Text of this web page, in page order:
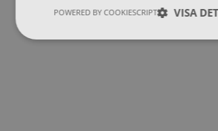
VISA
POWERED BY COOKIESCRIPT